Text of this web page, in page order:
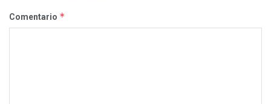
Comentario *